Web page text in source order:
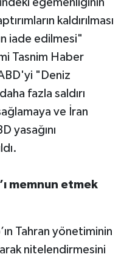
egemenliğinin
kaldırılması
iade edilmesi"
Tasnim Haber
ABD'yi "Deniz
fazla saldırı
ve İran
yasağını
memnun etmek
Tahran yönetiminin
nitelendirmesini